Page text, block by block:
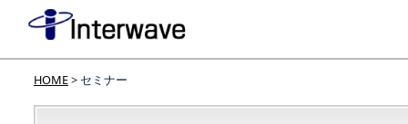
HOME> セミナー